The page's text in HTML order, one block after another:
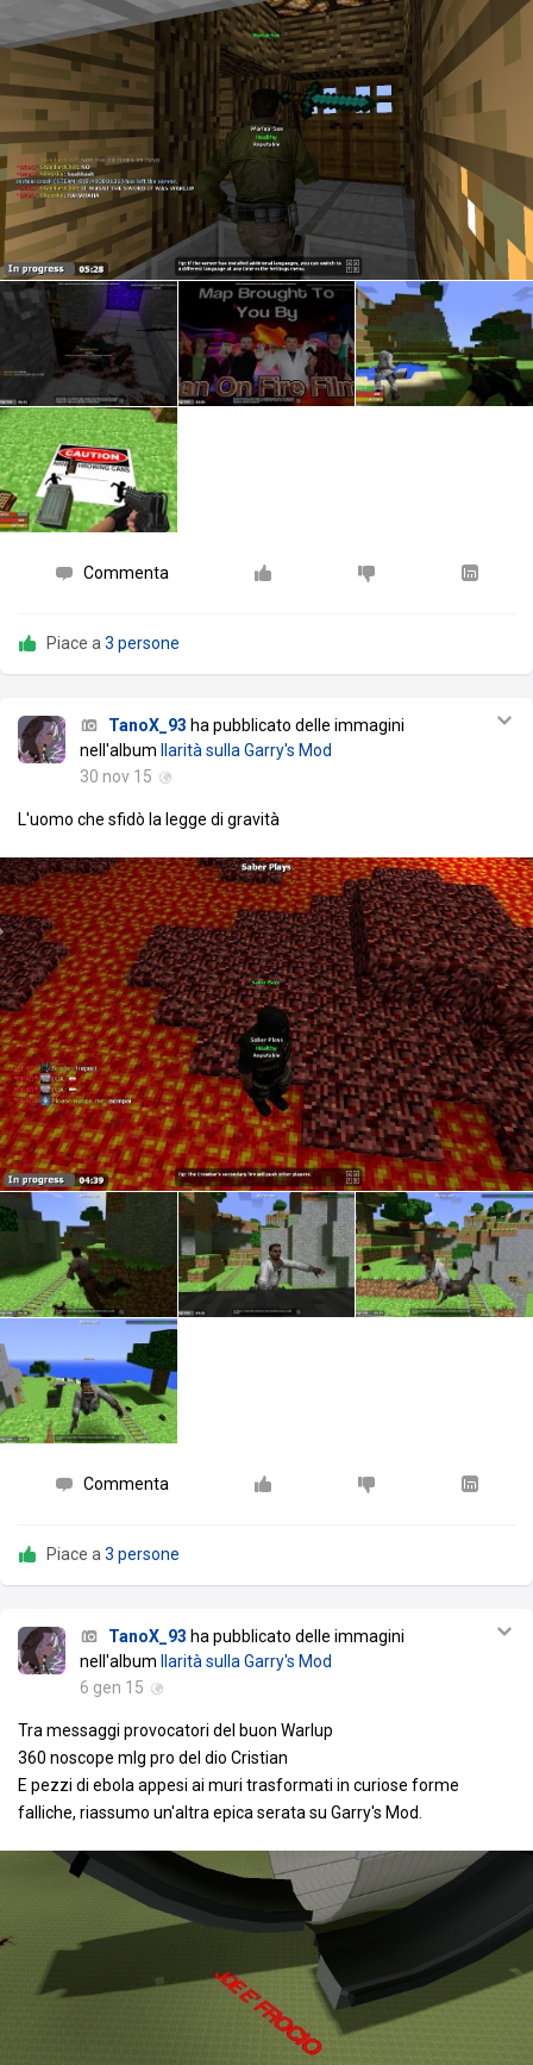
Commenta
Piace a 3 persone
TanoX_93 ha pubblicato delle immagini
nell'album Ilarità sulla Garry's Mod
30 nov 15
L'uomo che sfidò la legge di gravità
Commenta
Piace a 3 persone
TanoX_93 ha pubblicato delle immagini
nell'album Ilarità sulla Garry's Mod
6 gen 15
Tra messaggi provocatori del buon Warlup
360 noscope mlg pro del dio Cristian
E pezzi di ebola appesi ai muri trasformati in curiose forme
falliche, riassumo un'altra epica serata su Garry's Mod.